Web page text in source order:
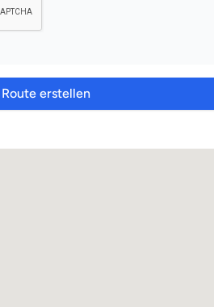
Route erstellen